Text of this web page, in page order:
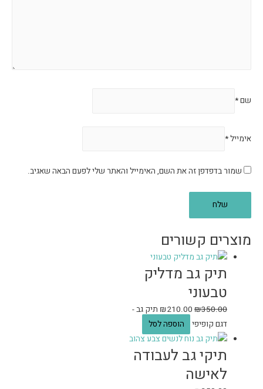
שם*
אימייל*
שמור בדפדפן זה את השם, האימייל והאתר שלי לפעם הבאה שאגיב.
מוצרים קשורים
תיק גב מדליק
טבעוני
₪350.00
₪210.00
תיק גב -
דגם קופיפי
הוספה לסל
תיקי גב לעבודה
לאישה